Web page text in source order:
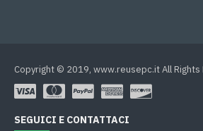
Copyright © 2019, www.reusepc.it All Rights
SEGUICI E CONTATTACI